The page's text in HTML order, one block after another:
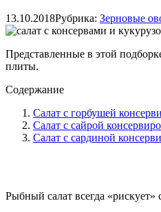
13.10.2018Рубрика: Зерновые
Представленные в этой
плиты.
Содержание
Салат с горбушей
Салат с сайрой
Салат с сардиной
Рыбный салат всегда